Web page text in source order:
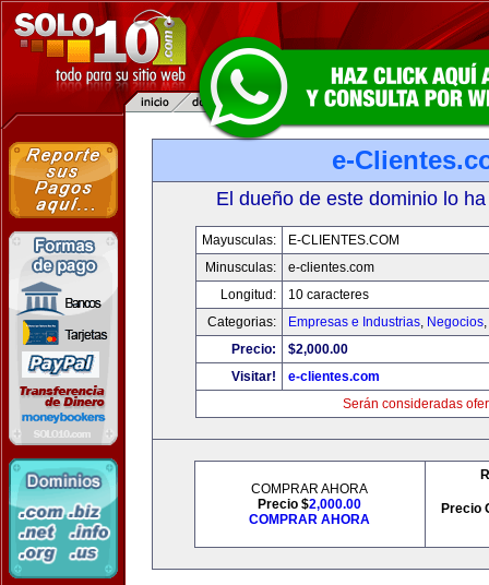
e-
El dueño de este dominio lo
Mayusculas:
E-CLIENTES.COM
Minusculas:
e-clientes.com
Longitud:
10 caracteres
Categorias:
Empresas e Industrias, Negocios,
Precio:
$2,000.00
Visitar!
e-clientes.com
Serán consideradas
COMPRAR AHORA
Precio $2,000.00
COMPRAR AHORA
Precio